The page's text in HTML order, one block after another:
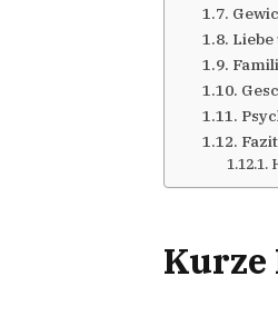
Fazit
Kurze